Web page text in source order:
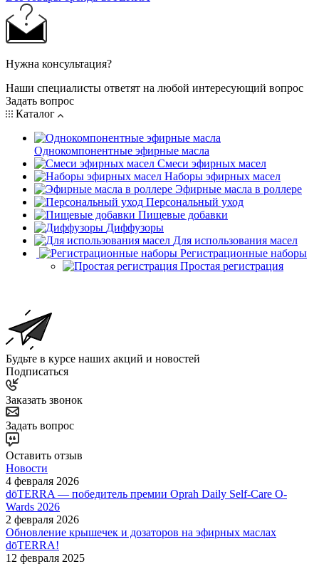
Нужна консультация?
Наши специалисты ответят на любой интересующий вопрос
Задать вопрос
Каталог
Однокомпонентные эфирные масла
Смеси эфирных масел
Наборы эфирных масел
Эфирные масла в роллере
Персональный уход
Пищевые добавки
Диффузоры
Для использования масел
Регистрационные наборы
Простая регистрация
Будьте в курсе наших акций и новостей
Подписаться
Заказать звонок
Задать вопрос
Оставить отзыв
Новости
4 февраля 2026
dōTERRA — победитель премии Oprah Daily Self-Care O-
Wards 2026
2 февраля 2026
Обновление крышечек и дозаторов на эфирных маслах
dōTERRA!
12 февраля 2025